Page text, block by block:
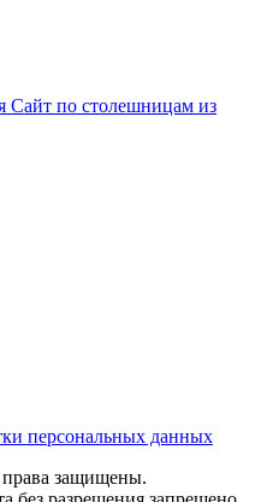
Сайт по столешницам из
персональных данных
защищены.